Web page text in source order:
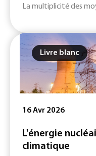
La multiplicité des
Livre blanc
16 Avr 2026
L'énergie
climatique